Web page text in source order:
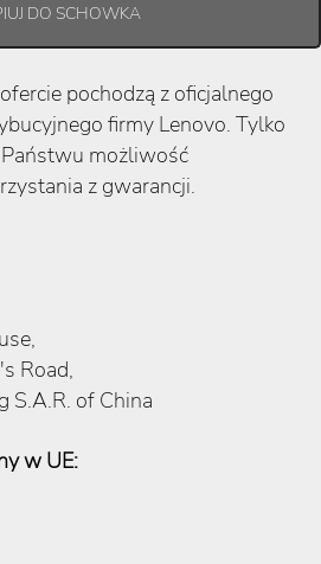
pochodzą z oficjalnego
firmy Lenovo. Tylko
możliwość
z gwarancji.
Road,
S.A.R. of China
w UE: